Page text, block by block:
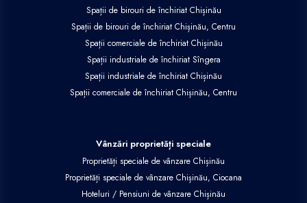
Spații de birouri de închiriat Chișinău
Spații de birouri de închiriat Chișinău, Centru
Spații comerciale de închiriat Chișinău
Spații industriale de închiriat Sîngera
Spații industriale de închiriat Chișinău
Spații comerciale de închiriat Chișinău, Centru
Vânzări proprietăți speciale
Proprietăți speciale de vânzare Chișinău
Proprietăți speciale de vânzare Chișinău, Ciocana
Hoteluri / Pensiuni de vânzare Chișinău